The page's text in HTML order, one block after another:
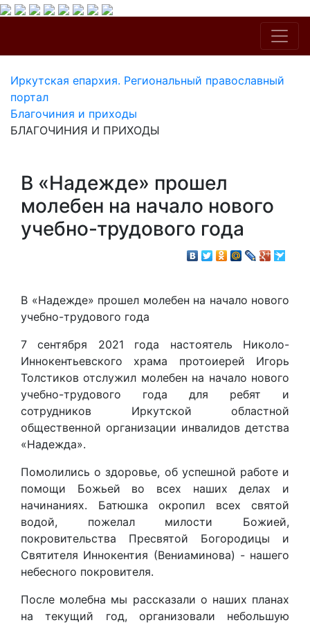
Иркутская епархия. Региональный православный
портал
Благочиния и приходы
БЛАГОЧИНИЯ И ПРИХОДЫ
В «Надежде» прошел
молебен на начало нового
учебно-трудового года
В «Надежде» прошел молебен на начало нового
учебно-трудового года
7 сентября 2021 года настоятель Николо-
Иннокентьевского храма протоиерей Игорь
Толстиков отслужил молебен на начало нового
учебно-трудового года для ребят и
сотрудников Иркутской областной
общественной организации инвалидов детства
«Надежда».
Помолились о здоровье, об успешной работе и
помощи Божьей во всех наших делах и
начинаниях. Батюшка окропил всех святой
водой, пожелал милости Божией,
покровительства Пресвятой Богородицы и
Святителя Иннокентия (Вениаминова) - нашего
небесного покровителя.
После молебна мы рассказали о наших планах
на текущий год, организовали небольшую